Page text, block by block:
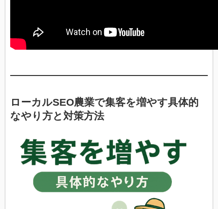
ローカルSEO農業で集客を増やす具体的
なやり方と対策方法